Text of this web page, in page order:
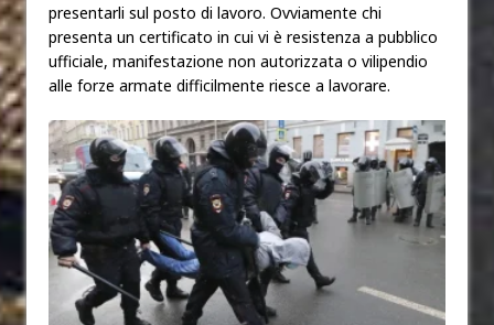
presentarli sul posto di lavoro. Ovviamente chi
presenta un certificato in cui vi è resistenza a pubblico
ufficiale, manifestazione non autorizzata o vilipendio
alle forze armate difficilmente riesce a lavorare.